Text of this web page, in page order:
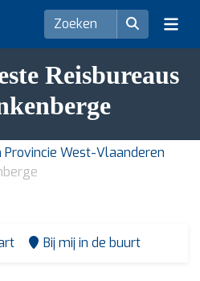
Reisbureaus
Provincie West-Vlaanderen
Bij mij in de buurt